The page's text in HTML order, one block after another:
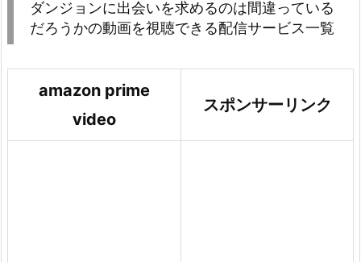
ダンジョンに出会いを求めるのは間違っている
だろうかの動画を視聴できる配信サービス一覧
amazon prime
video
スポンサーリンク